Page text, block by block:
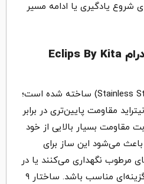
شروع یادگیری یا ادامه مسیر
مشخصات فنی هنگ درام Eclips By Kita
بدنهٔ این ساز از استیل (Stainless Steel) ساخته شده است؛
مقاومت پایین‌تری در برابر
مقاومت بسیار بالایی از خود
می‌شود این ساز برای
مرطوب نگهداری می‌کنند یا در
سفر و فضای باز می‌نوازند، گزینه‌ای مناسب باشد. ساختار ۹